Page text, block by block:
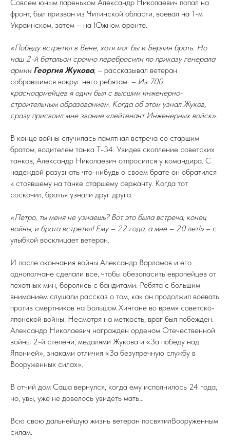
Совсем юным пареньком Александр Николаевич попал на
фронт, был призван из Читинской области, воевал на 1-м
Украинском, затем – на Южном фронте.
«Победу встретил в Вене, хотя мог бы и Берлин брать. Но
наш 2-й батальон срочно перебросили по приказу генерала
армии Георгия Жукова, – рассказывал ветеран
собравшимся вокруг него ребятам. – Из 700
красноармейцев я один был с высшим инженерно-
строительным образованием. Когда об этом узнал Жуков,
сразу присвоил мне звание «лейтенант Инженерных войск».
В конце войны случилась памятная встреча со старшим
братом, водителем танка Т-34. Увидев скопление советских
танков, Александр Николаевич отпросился у командира. С
надеждой разузнать что-нибудь о своем брате он обратился
к стоявшему на танке старшему сержанту. Когда тот
соскочил, братья узнали друг друга.
«Петро, ты меня не узнаешь? Вот это была встреча, конец
войны, и брата встретил! Ему – 22 года, а мне – 20 лет!» – с
улыбкой восклицает ветеран.
И после окончания войны Александр Варламов и его
однополчане сделали все, чтобы обезопасить европейцев от
пехотных мин, боролись с бандитами. Ребята с большим
вниманием слушали рассказ о том, как он продолжил воевать
против смертников на Большом Хингане во время советско-
японской войны. Несмотря на меткость, враг был побежден.
Александр Николаевич награжден орденом Отечественной
войны 2-й степени, медалями Жукова и «За победу над
Японией», знаками отличия «За безупречную службу в
Вооруженных силах».
В отчий дом Саша вернулся, когда ему исполнилось 24 года,
но, увы, уже не довелось увидеть мать…
Всю свою дальнейшую жизнь ветеран посвятилВооруженным
силам.